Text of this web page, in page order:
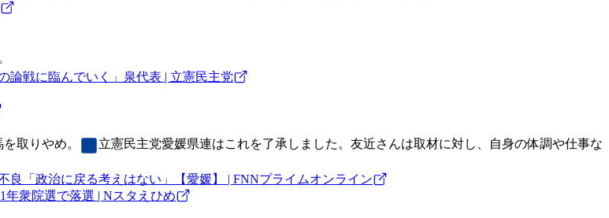
論戦に臨んでいく」泉代表 | 立憲民主党
取りやめ。 立憲民主党愛媛県連はこれを了承しました。友近さんは取材に対し、自身の体調や仕事な
「政治に戻る考えはない」【愛媛】 | FNNプライムオンライン
年衆院選で落選 | Nスタえひめ